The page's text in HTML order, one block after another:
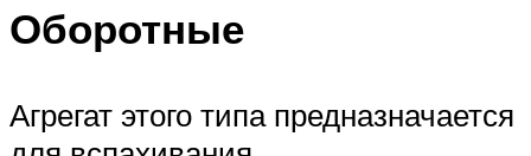
Оборотные
Агрегат этого типа предназначается